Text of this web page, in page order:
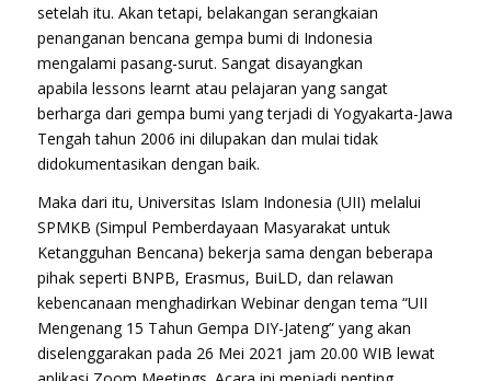
setelah itu. Akan tetapi, belakangan serangkaian
penanganan bencana gempa bumi di Indonesia
mengalami pasang-surut. Sangat disayangkan
apabila lessons learntatau pelajaran yang sangat
berharga dari gempa bumi yang terjadi di Yogyakarta-Jawa
Tengah tahun 2006 ini dilupakan dan mulai tidak
didokumentasikan dengan baik.
Maka dari itu, Universitas Islam Indonesia (UII) melalui
SPMKB (Simpul Pemberdayaan Masyarakat untuk
Ketangguhan Bencana) bekerja sama dengan beberapa
pihak seperti BNPB, Erasmus, BuiLD, dan relawan
kebencanaan menghadirkan Webinar dengan tema “UII
Mengenang 15 Tahun Gempa DIY-Jateng” yang akan
diselenggarakan pada 26 Mei 2021 jam 20.00 WIB lewat